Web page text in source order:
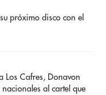
próximo disco con el
Los Cafres, Donavon
al cartel que